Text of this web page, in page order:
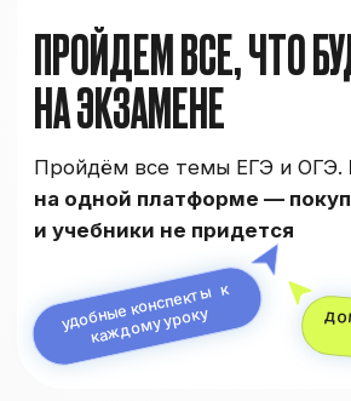
УЗНАТЬ ПОДРОБНЕЕ
или
КУПИТЬ КУРС
режиме онлайн.Разложим все темы на
реальных примерах и ассоциациях.
знакомься с
ребятами по
интересам
закрытые чаты